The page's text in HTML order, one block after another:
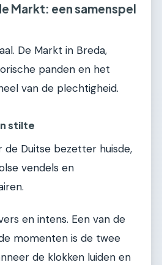
Markt: een samenspel
De Markt in Breda,
panden en het
van de plechtigheid.
stilte
de Duitse bezetter huisde,
vendels en
en intens. Een van de
momenten is de twee
de klokken luiden en